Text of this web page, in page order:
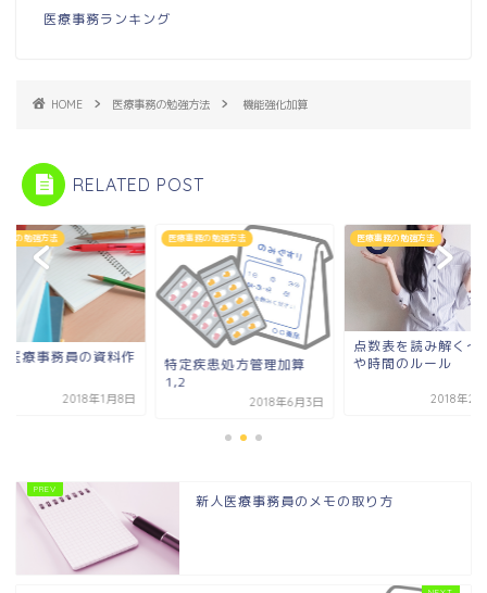
医療事務ランキング
HOME 医療事務の勉強方法 機能強化加算
RELATED POST
務の勉強方法
医療事務員の資料作
2018年1月8日
医療事務の勉強方法
特定疾患処方管理加算
1,2
2018年6月3日
医療事務の勉強方法
点数表を読み解く～
や時間のルール
2018年2
新人医療事務員のメモの取り方